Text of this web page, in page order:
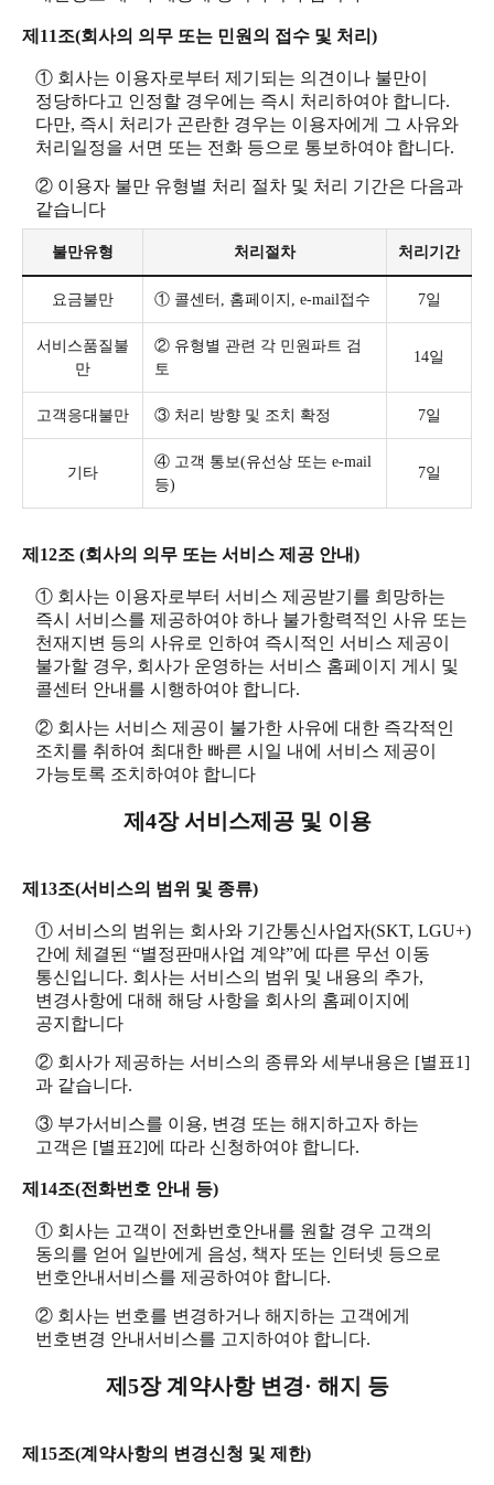
제11조(회사의 의무 또는 민원의 접수 및 처리)
① 회사는 이용자로부터 제기되는 의견이나 불만이
정당하다고 인정할 경우에는 즉시 처리하여야 합니다.
다만, 즉시 처리가 곤란한 경우는 이용자에게 그 사유와
처리일정을 서면 또는 전화 등으로 통보하여야 합니다.
② 이용자 불만 유형별 처리 절차 및 처리 기간은 다음과
같습니다
불만유형 처리절차 처리기간
요금불만 ① 콜센터, 홈페이지, e-mail접수 7일
서비스품질불
만
② 유형별 관련 각 민원파트 검
토
14일
고객응대불만 ③ 처리 방향 및 조치 확정 7일
기타
④ 고객 통보(유선상 또는 e-mail
등)
7일
제12조 (회사의 의무 또는 서비스 제공 안내)
① 회사는 이용자로부터 서비스 제공받기를 희망하는
즉시 서비스를 제공하여야 하나 불가항력적인 사유 또는
천재지변 등의 사유로 인하여 즉시적인 서비스 제공이
불가할 경우, 회사가 운영하는 서비스 홈페이지 게시 및
콜센터 안내를 시행하여야 합니다.
② 회사는 서비스 제공이 불가한 사유에 대한 즉각적인
조치를 취하여 최대한 빠른 시일 내에 서비스 제공이
가능토록 조치하여야 합니다
제4장 서비스제공 및 이용
제13조(서비스의 범위 및 종류)
① 서비스의 범위는 회사와 기간통신사업자(SKT, LGU+)
간에 체결된 “별정판매사업 계약”에 따른 무선 이동
통신입니다. 회사는 서비스의 범위 및 내용의 추가,
변경사항에 대해 해당 사항을 회사의 홈페이지에
공지합니다
② 회사가 제공하는 서비스의 종류와 세부내용은 [별표1]
과 같습니다.
③ 부가서비스를 이용, 변경 또는 해지하고자 하는
고객은 [별표2]에 따라 신청하여야 합니다.
제14조(전화번호 안내 등)
① 회사는 고객이 전화번호안내를 원할 경우 고객의
동의를 얻어 일반에게 음성, 책자 또는 인터넷 등으로
번호안내서비스를 제공하여야 합니다.
② 회사는 번호를 변경하거나 해지하는 고객에게
번호변경 안내서비스를 고지하여야 합니다.
제5장 계약사항 변경· 해지 등
제15조(계약사항의 변경신청 및 제한)